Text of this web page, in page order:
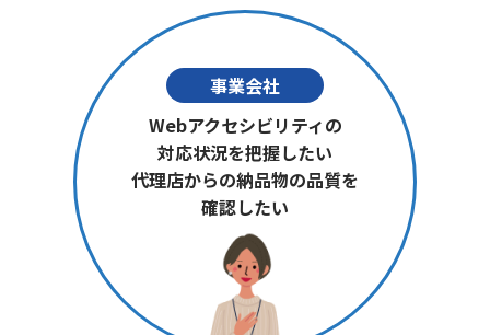
事業会社
Webアクセシビリティの
対応状況を把握したい
代理店からの納品物の品質を
確認したい